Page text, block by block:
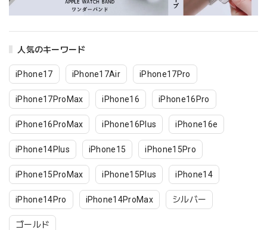
人気のキーワード
iPhone17 iPhone17Air iPhone17Pro
iPhone17ProMax iPhone16 iPhone16Pro
iPhone16ProMax iPhone16Plus iPhone16e
iPhone14Plus iPhone15 iPhone15Pro
iPhone15ProMax iPhone15Plus iPhone14
iPhone14Pro iPhone14ProMax シルバー
ゴールド